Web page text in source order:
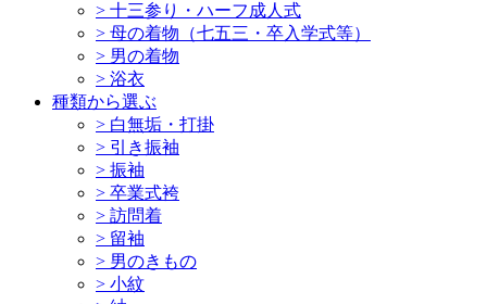
> 十三参り・ハーフ成人式
> 母の着物（七五三・卒入学式等）
> 男の着物
> 浴衣
種類から選ぶ
> 白無垢・打掛
> 引き振袖
> 振袖
> 卒業式袴
> 訪問着
> 留袖
> 男のきもの
> 小紋